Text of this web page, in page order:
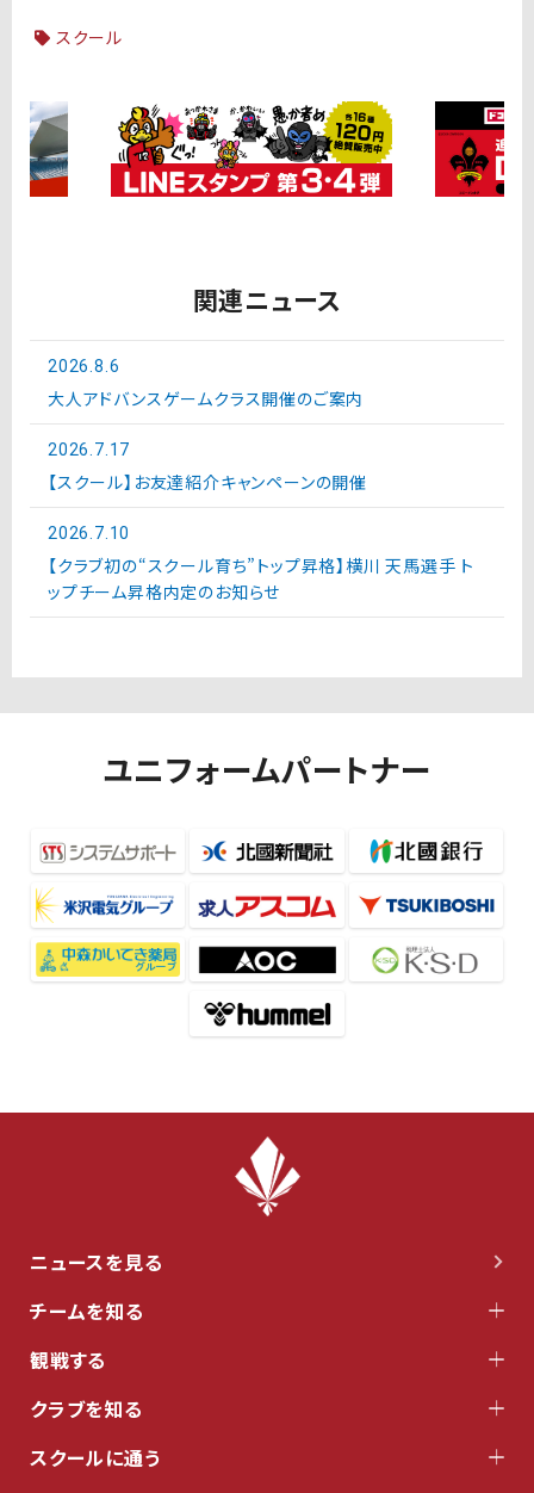
スクール
関連ニュース
2026.8.6
大人アドバンスゲームクラス開催のご案内
2026.7.17
【スクール】お友達紹介キャンペーンの開催
2026.7.10
【クラブ初の“スクール育ち”トップ昇格】横川 天馬選手 ト
ップチーム昇格内定のお知らせ
ユニフォームパートナー
ニュースを見る
チームを知る
観戦する
クラブを知る
スクールに通う